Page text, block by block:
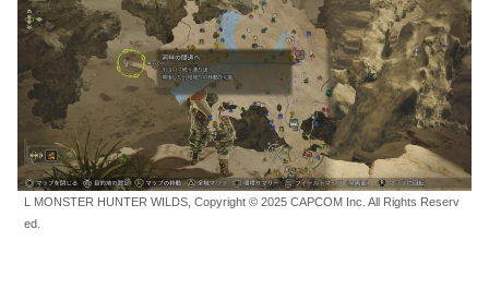
L MONSTER HUNTER WILDS, Copyright © 2025 CAPCOM Inc. All Rights Reserv
ed.